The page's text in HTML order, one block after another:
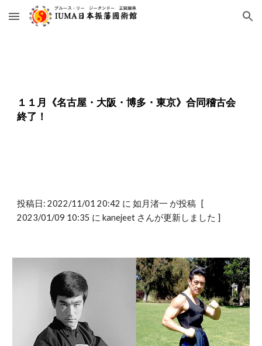
Skip to main content Skip to navigation
１１月《名古屋・大阪・博多・東京》合同稽古会
終了！
投稿日:2022/11/01 20:42 に 如月渚一 が投稿 [
2023/01/09 10:35 に kanejeet さんが更新しました ]